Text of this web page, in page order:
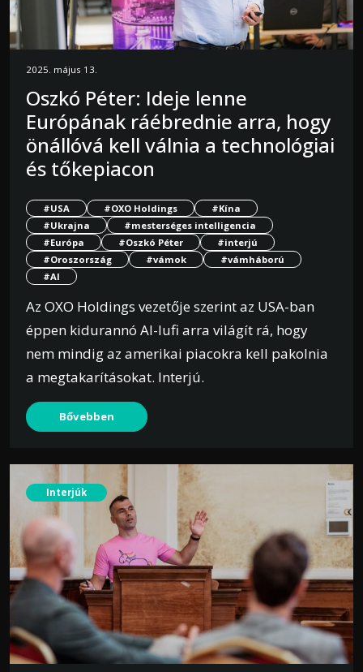
2025. május 13.
Oszkó Péter: Ideje lenne
Európának ráébrednie arra, hogy
önállóvá kell válnia a technológiai
és tőkepiacon
#USA #OXO Holdings
#Kína
#Ukrajna
#mesterséges intelligencia
#Európa
#Oszkó Péter
#interjú
#Oroszország
#vámok
#vámháború
#AI
Az OXO Holdings vezetője szerint az USA-ban
éppen kidurannó AI-lufi arra világít rá, hogy
nem mindig az amerikai piacokra kell pakolnia
a megtakarításokat. Interjú.
Bővebben
Interjúk